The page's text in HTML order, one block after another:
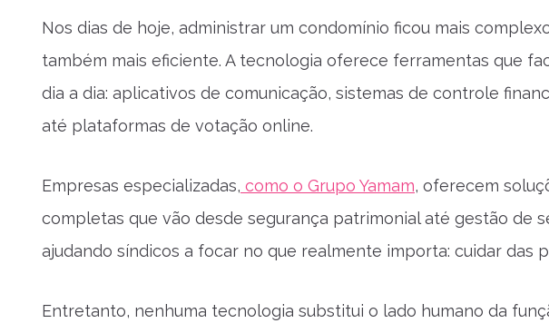
Nos dias de hoje, administrar um condomínio ficou mais
também mais eficiente. A tecnologia oferece ferramentas que
dia a dia: aplicativos de comunicação, sistemas de controle
até plataformas de votação online.
Empresas especializadas, como o Grupo Yamam, oferecem
completas que vão desde segurança patrimonial até gestão de
ajudando síndicos a focar no que realmente importa: cuidar das
Entretanto, nenhuma tecnologia substitui o lado humano da